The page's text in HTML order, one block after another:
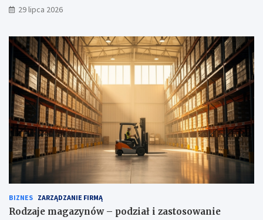
29 lipca 2026
BIZNES ZARZĄDZANIE FIRMĄ
Rodzaje magazynów – podział i zastosowanie